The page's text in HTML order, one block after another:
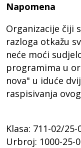
Napomena
Organizacije čiji
razloga otkažu
neće moći
programima u
nova" u iduće
raspisivanja
Klasa: 711-02/25-
Urbroj: 1000-25-